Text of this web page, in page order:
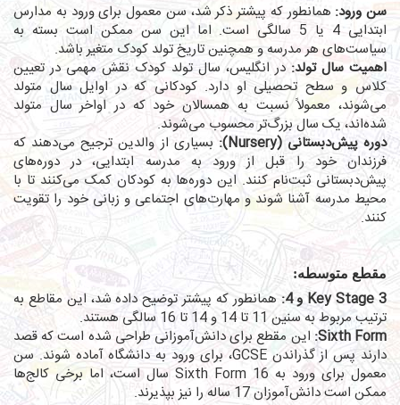
سن ورود: همانطور که پیشتر ذکر شد، سن معمول برای ورود به مدارس
ابتدایی 4 یا 5 سالگی است. اما این سن ممکن است بسته به
سیاست‌های هر مدرسه و همچنین تاریخ تولد کودک متغیر باشد.
اهمیت سال تولد: در انگلیس، سال تولد کودک نقش مهمی در تعیین
کلاس و سطح تحصیلی او دارد. کودکانی که در اوایل سال متولد
می‌شوند، معمولاً نسبت به همسالان خود که در اواخر سال متولد
شده‌اند، یک سال بزرگ‌تر محسوب می‌شوند.
دوره پیش‌دبستانی (Nursery):
بسیاری از والدین ترجیح می‌دهند که
فرزندان خود را قبل از ورود به مدرسه ابتدایی، در دوره‌های
پیش‌دبستانی ثبت‌نام کنند. این دوره‌ها به کودکان کمک می‌کنند تا با
محیط مدرسه آشنا شوند و مهارت‌های اجتماعی و زبانی خود را تقویت
کنند.
مقطع متوسطه:
Key Stage 3 و 4:
همانطور که پیشتر توضیح داده شد، این مقاطع به
ترتیب مربوط به سنین 11 تا 14 و 14 تا 16 سالگی هستند.
Sixth Form: این مقطع برای دانش‌آموزانی طراحی شده است که قصد
دارند پس از گذراندن GCSE، برای ورود به دانشگاه آماده شوند. سن
معمول برای ورود به Sixth Form 16 سال است، اما برخی کالج‌ها
ممکن است دانش‌آموزان 17 ساله را نیز بپذیرند.